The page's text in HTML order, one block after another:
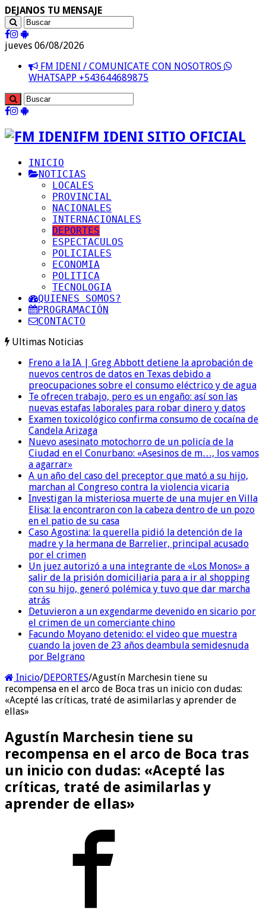
DEJANOS TU MENSAJE
jueves 06/08/2026
FM IDENI / COMUNICATE CON NOSOTROS
WHATSAPP +543644689875
FM IDENI SITIO OFICIAL
INICIO
NOTICIAS
LOCALES
PROVINCIAL
NACIONALES
INTERNACIONALES
DEPORTES
ESPECTACULOS
POLICIALES
ECONOMIA
POLITICA
TECNOLOGIA
QUIENES SOMOS?
PROGRAMACIÓN
CONTACTO
Ultimas Noticias
Freno a la IA | Greg Abbott detiene la aprobación de
nuevos centros de datos en Texas debido a
preocupaciones sobre el consumo eléctrico y de agua
Te ofrecen trabajo, pero es un engaño: así son las
nuevas estafas laborales para robar dinero y datos
Examen toxicológico confirma consumo de cocaína de
Candela Arizaga
Nuevo asesinato motochorro de un policía de la
Ciudad en el Conurbano: «Asesinos de m…, los vamos
a agarrar»
A un año del caso del preceptor que mató a su hijo,
marchan al Congreso contra la violencia vicaria
Investigan la misteriosa muerte de una mujer en Villa
Elisa: la encontraron con la cabeza dentro de un pozo
en el patio de su casa
Caso Agostina: la querella pidió la detención de la
madre y la hermana de Barrelier, principal acusado
por el crimen
Un juez autorizó a una integrante de «Los Monos» a
salir de la prisión domiciliaria para a ir al shopping
con su hijo, generó polémica y tuvo que dar marcha
atrás
Detuvieron a un exgendarme devenido en sicario por
el crimen de un comerciante chino
Facundo Moyano detenido: el video que muestra
cuando la joven de 23 años deambula semidesnuda
por Belgrano
Inicio/DEPORTES/Agustín Marchesin tiene su
recompensa en el arco de Boca tras un inicio con dudas:
«Acepté las críticas, traté de asimilarlas y aprender de
ellas»
Agustín Marchesin tiene su
recompensa en el arco de Boca tras
un inicio con dudas: «Acepté las
críticas, traté de asimilarlas y
aprender de ellas»